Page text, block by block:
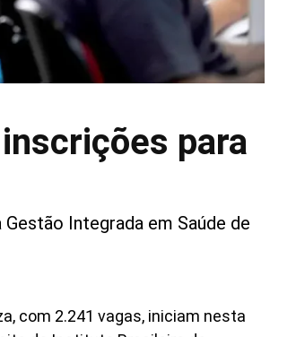
para
Integrada em Saúde de
com 2.241 vagas, iniciam nesta